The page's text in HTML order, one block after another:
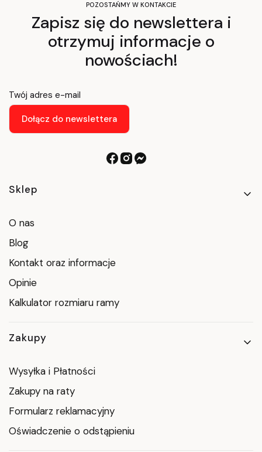
POZOSTAŃMY W KONTAKCIE
Zapisz się do newslettera i
otrzymuj informacje o
nowościach!
Twój adres e-mail
Dołącz do newslettera
Linki w stopce
Sklep
O nas
Blog
Kontakt oraz informacje
Opinie
Kalkulator rozmiaru ramy
Zakupy
Wysyłka i Płatności
Zakupy na raty
Formularz reklamacyjny
Oświadczenie o odstąpieniu